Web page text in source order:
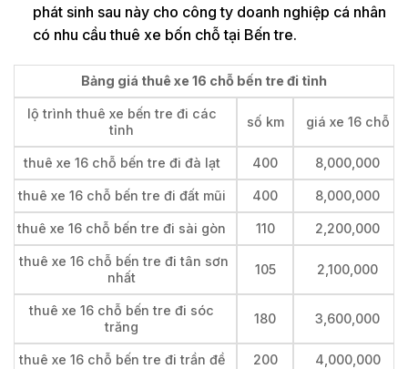
phát sinh sau này cho công ty doanh nghiệp cá nhân
có nhu cầu thuê xe bốn chỗ tại Bến tre.
Bảng giá thuê xe 16 chỗ bến tre đi tỉnh
lộ trình thuê xe bến tre đi các
tỉnh
số km giá xe 16 chỗ
thuê xe 16 chỗ bến tre đi đà lạt 400 8,000,000
thuê xe 16 chỗ bến tre đi đất mũi 400 8,000,000
thuê xe 16 chỗ bến tre đi sài gòn 110 2,200,000
thuê xe 16 chỗ bến tre đi tân sơn
nhất
105 2,100,000
thuê xe 16 chỗ bến tre đi sóc
trăng
180 3,600,000
thuê xe 16 chỗ bến tre đi trần đề 200 4,000,000